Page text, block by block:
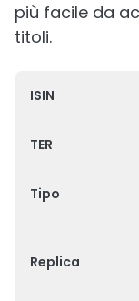
più facile da
titoli.
ISIN
TER
Tipo
Replica